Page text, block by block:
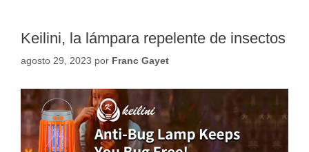
Keilini, la lámpara repelente de insectos
agosto 29, 2023 por Franc Gayet